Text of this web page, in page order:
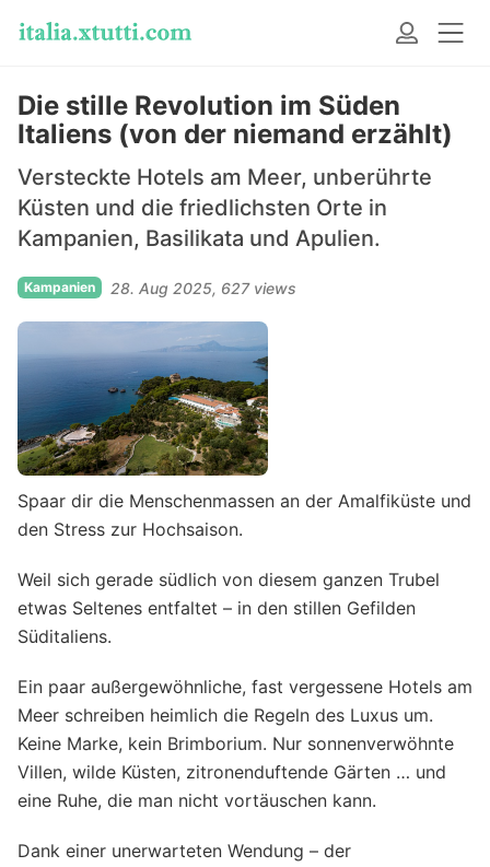
Die stille Revolution im Süden
Italiens (von der niemand erzählt)
Versteckte Hotels am Meer, unberührte
Küsten und die friedlichsten Orte in
Kampanien, Basilikata und Apulien.
Kampanien 28. Aug 2025 627 views
Spaar dir die Menschenmassen an der Amalfiküste und
den Stress zur Hochsaison.
Weil sich gerade südlich von diesem ganzen Trubel
etwas Seltenes entfaltet – in den stillen Gefilden
Süditaliens.
Ein paar außergewöhnliche, fast vergessene Hotels am
Meer schreiben heimlich die Regeln des Luxus um.
Keine Marke, kein Brimborium. Nur sonnenverwöhnte
Villen, wilde Küsten, zitronenduftende Gärten … und
eine Ruhe, die man nicht vortäuschen kann.
Dank einer unerwarteten Wendung – der